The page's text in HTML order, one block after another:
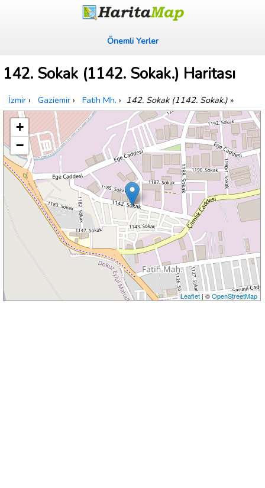
Önemli Yerler
142. Sokak (1142. Sokak.) Haritası
İzmir › Gaziemir › Fatih Mh. › 142. Sokak (1142. Sokak.) »
+
−
Leaflet| ©OpenStreetMap